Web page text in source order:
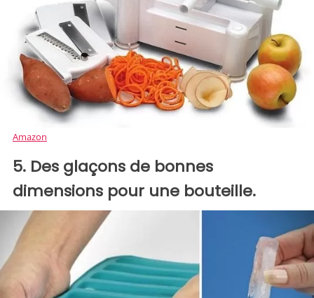
Amazon
5. Des glaçons de bonnes
dimensions pour une bouteille.